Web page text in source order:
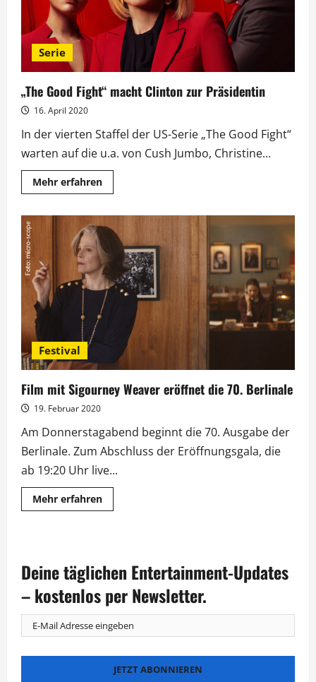
Serie
„The Good Fight“ macht Clinton zur Präsidentin
16. April 2020
In der vierten Staffel der US-Serie „The Good Fight“
warten auf die u.a. von Cush Jumbo, Christine...
Mehr erfahrenMehr
Informationen
Fight“
macht
Clinton
zur
Präsidentin
Festival
Film mit Sigourney Weaver eröffnet die 70. Berlinale
19. Februar 2020
Am Donnerstagabend beginnt die 70. Ausgabe der
Berlinale. Zum Abschluss der Eröffnungsgala, die
ab 19:20 Uhr live...
Mehr erfahrenMehr
Informationen
eröffnet
die
Berlinale
Deine täglichen Entertainment-Updates
– kostenlos per Newsletter.